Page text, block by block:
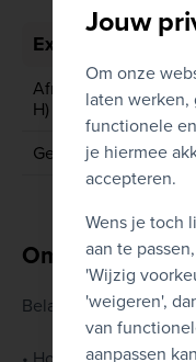
Extra informatie
Afmetingen (D x B x
H)
Gewicht
Omschrijving
Belangrijkste
Jouw
Om onze
laten
functionele
je hiermee
accepteren.
Wens je toch
aan te
'Wijzig
'weigeren',
van
aanpassen